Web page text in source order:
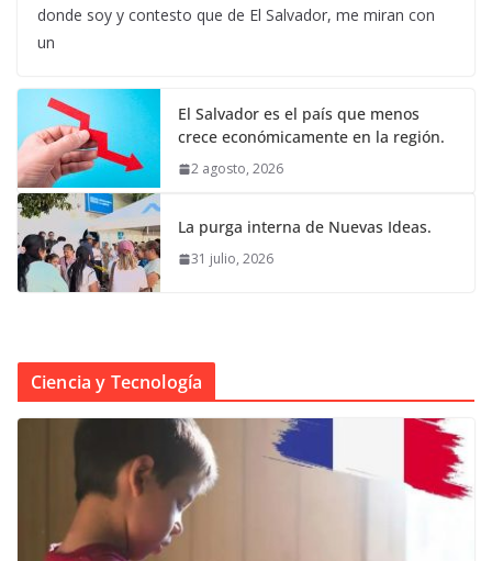
donde soy y contesto que de El Salvador, me miran con
un
El Salvador es el país que menos
crece económicamente en la región.
2 agosto, 2026
La purga interna de Nuevas Ideas.
31 julio, 2026
Ciencia y Tecnología